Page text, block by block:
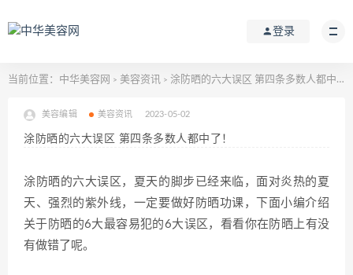
登录
当前位置： 中华美容网 > 美容资讯 > 涂防晒的六大误区 第四条多数人都中了！
美容编辑 美容资讯 2023-05-02
涂防晒的六大误区 第四条多数人都中了！
涂防晒的六大误区，夏天的脚步已经来临，面对炎热的夏
天、强烈的紫外线，一定要做好防晒功课，下面小编介绍
关于防晒的6大最容易犯的6大误区，看看你在防晒上有没
有做错了呢。